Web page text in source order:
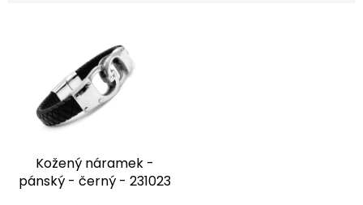
Kožený náramek -
pánský - černý - 231023